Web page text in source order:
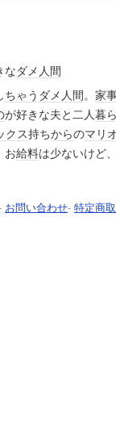
なダメ人間
ちゃう ダメ人間。 家
が好きな夫と二人暮
クス持ちからのマリ
お給料は少ないけど
お問い合わせ- 特定商